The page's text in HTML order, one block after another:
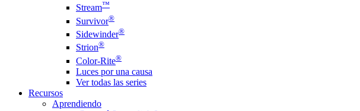
Stream™
Survivor®
Sidewinder®
Strion®
Color-Rite®
Luces por una causa
Ver todas las series
Recursos
Aprendiendo